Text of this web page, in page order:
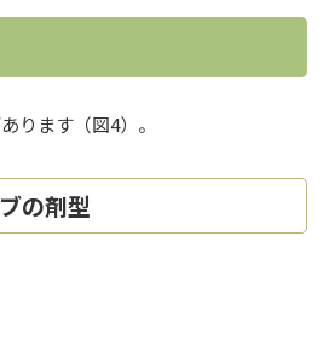
ります（図4）。
の剤型